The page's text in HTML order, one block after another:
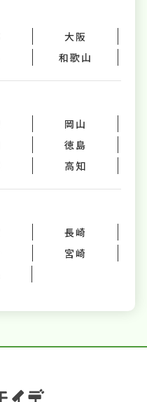
大阪
和歌山
岡山
徳島
高知
長崎
宮崎